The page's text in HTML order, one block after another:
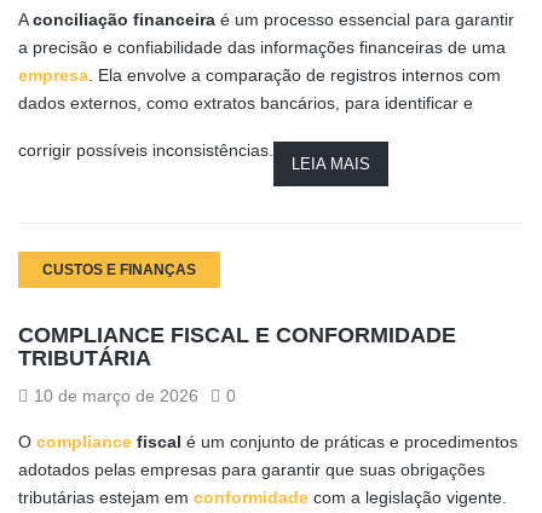
Aconciliação financeira é um processo essencial para garantir
a precisão e confiabilidade das informações financeiras de uma
empresa . Ela envolve a comparação de registros internos com
dados externos, como extratos bancários, para identificar e
corrigir possíveis inconsistências.
LEIA MAIS
CUSTOS E FINANÇAS
COMPLIANCE FISCAL E CONFORMIDADE
TRIBUTÁRIA
10 de março de 2026 0
O compliance fiscal é um conjunto de práticas e procedimentos
adotados pelas empresas para garantir que suas obrigações
tributárias estejam em conformidade com a legislação vigente.